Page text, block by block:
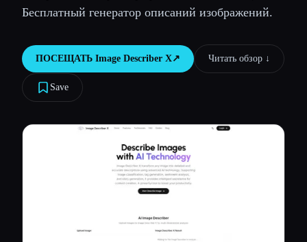
Блог
Сравнить инструменты
Бесплатный генератор описаний изображений.
ПОСЕЩАТЬ Image Describer X↗︎ Читать обзор ↓︎
Save